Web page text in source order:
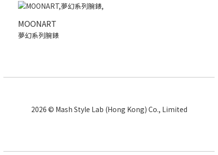
MOONART
夢幻系列腕錶
2026 © Mash Style Lab (Hong Kong) Co., Limited